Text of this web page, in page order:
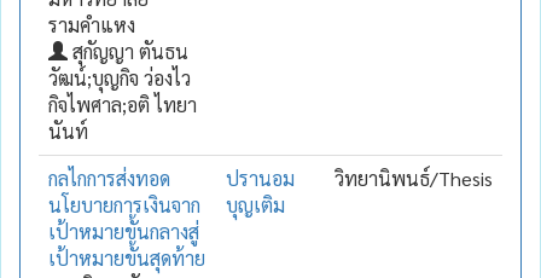
รามคำแหง
สุกัญญา ตันธน
วัฒน์;บุญกิจ ว่องไว
กิจไพศาล;อติ ไทยา
นันท์
กลไกการส่งทอด
นโยบายการเงินจาก
เป้าหมายขั้นกลางสู่
เป้าหมายขั้นสุดท้าย
ปรานอม
บุญเติม
วิทยานิพนธ์/Thesis